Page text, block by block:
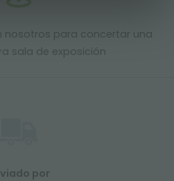
nosotros para concertar una
sala de exposición
por